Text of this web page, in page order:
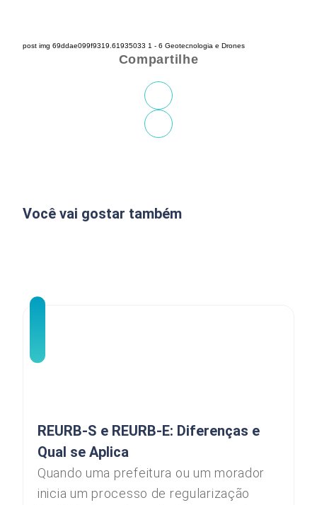
post img 69ddae099f9319.61935033 1 - 6 Geotecnologia e Drones
Compartilhe
Você vai gostar também
REURB-S e REURB-E: Diferenças e
Qual se Aplica
Quando uma prefeitura ou um morador
inicia um processo de regularização